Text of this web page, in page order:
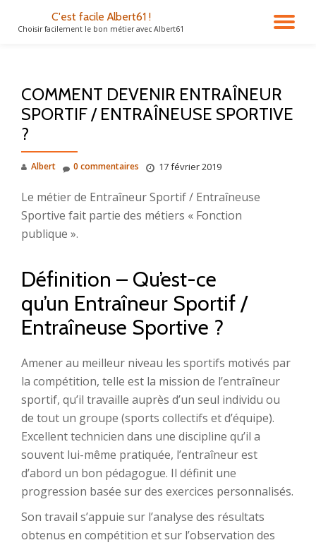
C'est facile Albert61 !
Choisir facilement le bon métier avec Albert61
COMMENT DEVENIR ENTRAÎNEUR
SPORTIF / ENTRAÎNEUSE SPORTIVE
?
Albert 17 février 2019
0 commentaires
Le métier de Entraîneur Sportif / Entraîneuse
Sportive fait partie des métiers « Fonction
publique ».
Définition – Qu’est-ce
qu’un Entraîneur Sportif /
Entraîneuse Sportive ?
Amener au meilleur niveau les sportifs motivés par
la compétition, telle est la mission de l’entraîneur
sportif, qu’il travaille auprès d’un seul individu ou
de tout un groupe (sports collectifs et d’équipe).
Excellent technicien dans une discipline qu’il a
souvent lui-même pratiquée, l’entraîneur est
d’abord un bon pédagogue. Il définit une
progression basée sur des exercices personnalisés.
Son travail s’appuie sur l’analyse des résultats
obtenus en compétition et sur l’observation des